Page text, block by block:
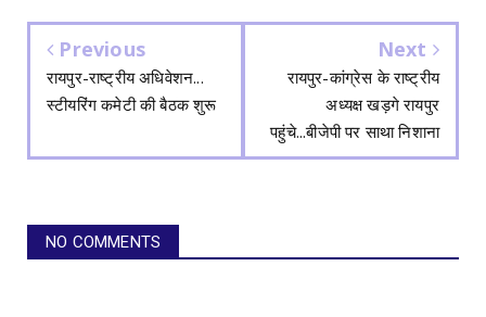
Previous
रायपुर-राष्ट्रीय अधिवेशन...
स्टीयरिंग कमेटी की बैठक शुरू
Next
रायपुर-कांग्रेस के राष्ट्रीय
अध्यक्ष खड़गे रायपुर
पहुंचे...बीजेपी पर साथा निशाना
NO COMMENTS